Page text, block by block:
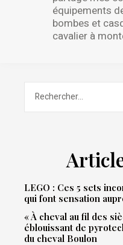
équipements
bombes et
cavalier à
LEGO : Ces 5 sets
qui font sensation
« À cheval au fil des
éblouissant de
du cheval Boulon